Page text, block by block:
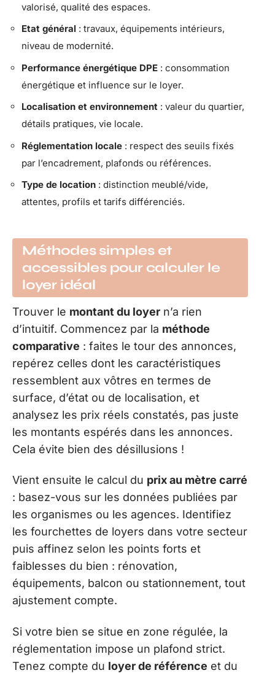
valorisé, qualité des espaces.
Etat général : travaux, équipements intérieurs,
niveau de modernité.
Performance énergétique DPE : consommation
énergétique et influence sur le loyer.
Localisation et environnement : valeur du quartier,
détails pratiques, vie locale.
Réglementation locale : respect des seuils fixés
par l’encadrement, plafonds ou références.
Type de location : distinction meublé/vide,
attentes, profils et tarifs différenciés.
Méthodes simples et
accessibles pour calculer le
loyer idéal
Trouver le montant du loyer n’a rien
d’intuitif. Commencez par la méthode
comparative : faites le tour des annonces,
repérez celles dont les caractéristiques
ressemblent aux vôtres en termes de
surface, d’état ou de localisation, et
analysez les prix réels constatés, pas juste
les montants espérés dans les annonces.
Cela évite bien des désillusions !
Vient ensuite le calcul du prix au mètre carré
: basez-vous sur les données publiées par
les organismes ou les agences. Identifiez
les fourchettes de loyers dans votre secteur
puis affinez selon les points forts et
faiblesses du bien : rénovation,
équipements, balcon ou stationnement, tout
ajustement compte.
Si votre bien se situe en zone régulée, la
réglementation impose un plafond strict.
Tenez compte du loyer de référence et du